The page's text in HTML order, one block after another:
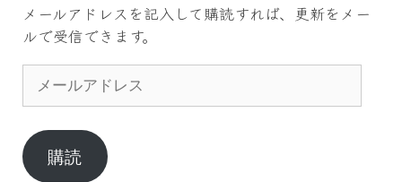
メールアドレスを記入して購読すれば、更新をメー
ルで受信できます。
ル
ド
レ
購読